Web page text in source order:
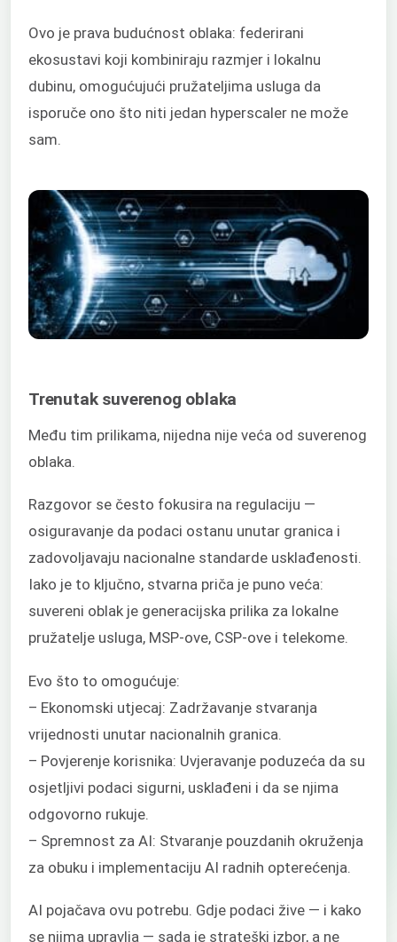
Ovo je prava budućnost oblaka: federirani
ekosustavi koji kombiniraju razmjer i lokalnu
dubinu, omogućujući pružateljima usluga da
isporuče ono što niti jedan hyperscaler ne može
sam.
Trenutak suverenog oblaka
Među tim prilikama, nijedna nije veća od suverenog
oblaka.
Razgovor se često fokusira na regulaciju —
osiguravanje da podaci ostanu unutar granica i
zadovoljavaju nacionalne standarde usklađenosti.
Iako je to ključno, stvarna priča je puno veća:
suvereni oblak je generacijska prilika za lokalne
pružatelje usluga, MSP-ove, CSP-ove i telekome.
Evo što to omogućuje:
– Ekonomski utjecaj: Zadržavanje stvaranja
vrijednosti unutar nacionalnih granica.
– Povjerenje korisnika: Uvjeravanje poduzeća da su
osjetljivi podaci sigurni, usklađeni i da se njima
odgovorno rukuje.
– Spremnost za AI: Stvaranje pouzdanih okruženja
za obuku i implementaciju AI radnih opterećenja.
AI pojačava ovu potrebu. Gdje podaci žive — i kako
se njima upravlja — sada je strateški izbor, a ne